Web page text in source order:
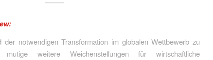
notwendigen Transformation im globalen Wettbewerb zu
weitere Weichenstellungen für wirtschaftliche